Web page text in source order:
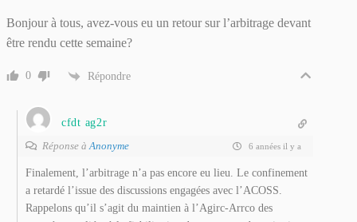
Bonjour à tous, avez-vous eu un retour sur l’arbitrage devant
être rendu cette semaine?
0 Répondre
cfdt ag2r
Réponse àAnonyme 6 années il y a
Finalement, l’arbitrage n’a pas encore eu lieu. Le confinement
a retardé l’issue des discussions engagées avec l’ACOSS.
Rappelons qu’il s’agit du maintien à l’Agirc-Arrco des